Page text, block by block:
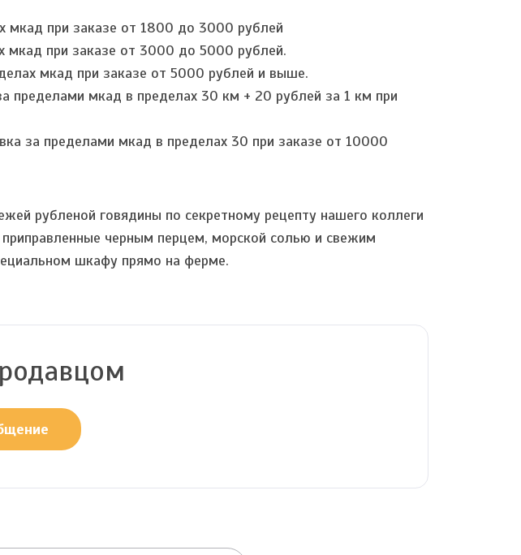
мкад при заказе от 1800 до 3000 рублей
мкад при заказе от 3000 до 5000 рублей.
мкад при заказе от 5000 рублей и выше.
пределами мкад в пределах 30 км + 20 рублей за 1 км при
за пределами мкад в пределах 30 при заказе от 10000
рубленой говядины по секретному рецепту нашего коллеги
черным перцем, морской солью и свежим
шкафу прямо на ферме.